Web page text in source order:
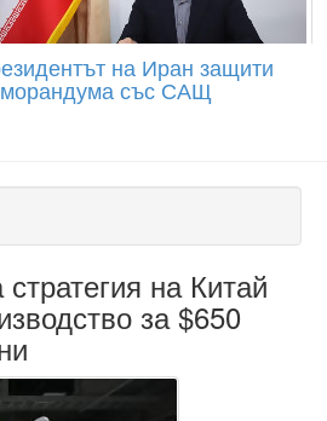
на Иран защити
със САЩ
на Китай
за $650